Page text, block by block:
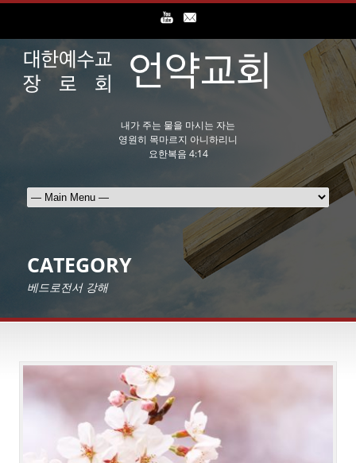
내가 주는 물을 마시는 자는
영원히 목마르지 아니하리니
요한복음 4:14
CATEGORY
베드로전서 강해